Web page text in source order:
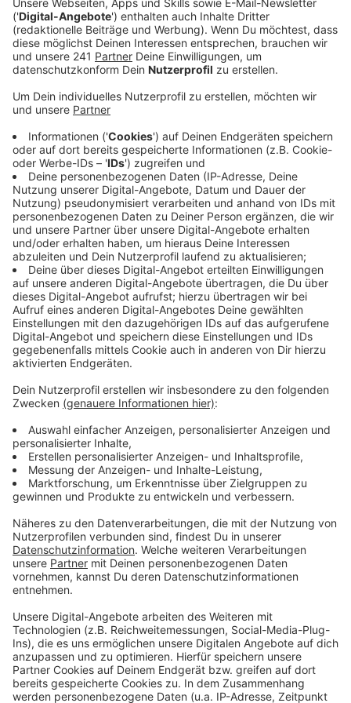
Sonntagabend ist die Feuerwehr zu einem
schweren Unfall auf die A4 gerufen worden.
Veröffentlicht:Montag, 01.06.2026 06:21
Anzeige
Nahe der Anschlussstelle Bensberg war in Richtung
Köln eine Person lebensgefährlich verletzt worden,
nachdem das Auto von der Spur abgekommen und
überschlagen im Graben gelandet war.
Außerdem gab es am Sonntagmittag in Gladbach einen
Einsatz in einem Nebengebäude des Evangelischen
Krankenhauses. Ammoniak war aus der Kühlungsanlage
eines MRT ausgelaufen. Laut Feuerwehr war das
Krankenhaus selbst nicht betroffen, Gefahr für
Patienten bestand nicht.
Schon am Samstagabend sind in Burscheid-Straßerhof
mehrere Autos und Wohnmobile ausgebrannt, in der
Nähe explodierten mehrere Gasflaschen. Die dunkle
Rauchsäule war auch in den Nachbarkommunen bis
nach Leverkusen zu sehen.
Und in Bergisch Gladbach ist eine vermisste 79-Jährige
nach rund zwölf Stunden Suche wohlbehalten
gefunden worden. Polizei, Feuerwehr und DLRG hatten
seit Samstagabend unter anderem mit Hunden,
Drohnen und einem Hubschrauber gesucht. Am
Sonntagmorgen wurde die demente Frau in Refrath
gefunden, medizinisch versorgt und nach Hause
gebracht.
Anzeige